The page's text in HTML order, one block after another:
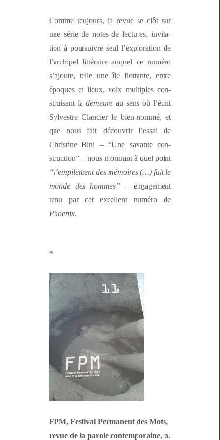
Comme tou­jours, la revue se clôt sur
une série de notes de lec­tures, invi­ta­
tion à pour­suiv­re seul l’ex­plo­ration de
l’archipel lit­téraire auquel ce numéro
s’a­joute, telle une île flot­tante, entre
épo­ques et lieux, voix mul­ti­ples con­
stru­isant lademeure au sens où l’écrit
Sylvestre Clanci­er le bien-nom­mé, et
que nous fait décou­vrir l’es­sai de
Chris­tine Bini – “Une savante con­
struc­tion” – nous mon­trant à quel point
“l’empilement des mémoires (…) fait le
monde des hommes” – engage­ment
tenu par cet excel­lent numéro de
Phoenix.
*
FPM, Fes­ti­val Per­ma­nent des Mots,
revue de la parole con­tem­po­raine, n.